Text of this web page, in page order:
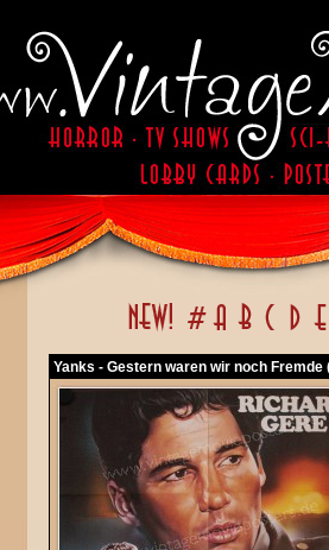
Yanks - Gestern waren wir noch Fremde